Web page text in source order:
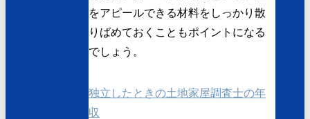
をアピールできる材料をしっかり散
りばめておくこともポイントになる
でしょう。
独立したときの土地家屋調査士の年
収